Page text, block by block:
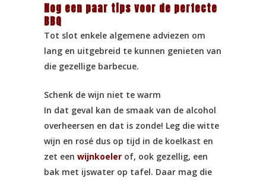
Nog een paar tips voor de perfecte
BBQ
Tot slot enkele algemene adviezen om
lang en uitgebreid te kunnen genieten van
die gezellige barbecue.
Schenk de wijn niet te warm
In dat geval kan de smaak van de alcohol
overheersen en dat is zonde! Leg die witte
wijn en rosé dus op tijd in de koelkast en
zet een wijnkoeler of, ook gezellig, een
bak met ijswater op tafel. Daar mag die